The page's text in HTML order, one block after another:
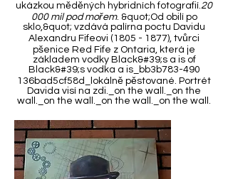
ukázkou měděných hybridních fotografií.20
000 mil pod mořem. &quot;Od obilí po
sklo,&quot; vzdává palírna poctu Davidu
Alexandru Fifeovi (1805 - 1877), tvůrci
pšenice Red Fife z Ontaria, která je
základem vodky Black&#39;s a is of
Black&#39;s vodka a is_bb3b783-490
136bad5cf58d_lokálně pěstované. Portrét
Davida visí na zdi._on the wall._on the
wall._on the wall._on the wall._on the wall.